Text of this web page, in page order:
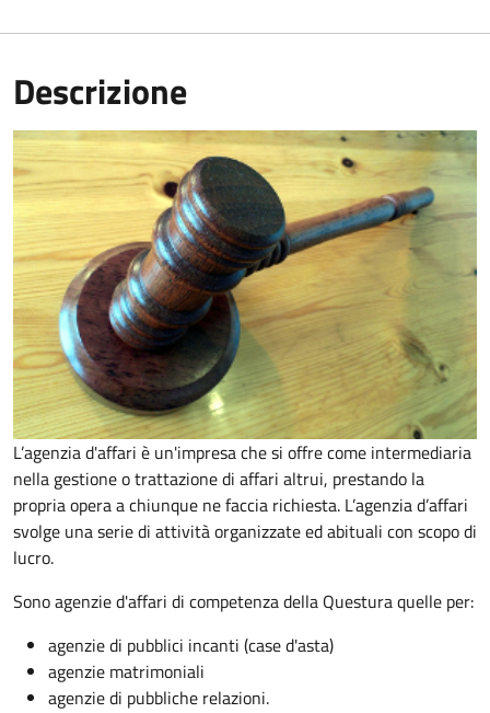
Descrizione
L’agenzia d'affari è un'impresa che si offre come intermediaria
nella gestione o trattazione di affari altrui, prestando la
propria opera a chiunque ne faccia richiesta. L’agenzia d’affari
svolge una serie di attività organizzate ed abituali con scopo di
lucro.
Sono agenzie d'affari di competenza della Questura quelle per:
agenzie di pubblici incanti (case d'asta)
agenzie matrimoniali
agenzie di pubbliche relazioni.